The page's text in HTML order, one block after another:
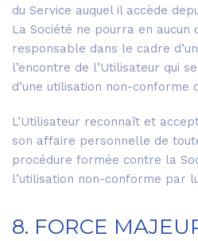
du Service auquel il accède
La Société ne pourra en aucun
responsable dans le cadre
l’encontre de l’Utilisateur qui
d’une utilisation non-conforme
L’Utilisateur reconnaît et
son affaire personnelle de
procédure formée contre la
l’utilisation non-conforme par
8. FORCE